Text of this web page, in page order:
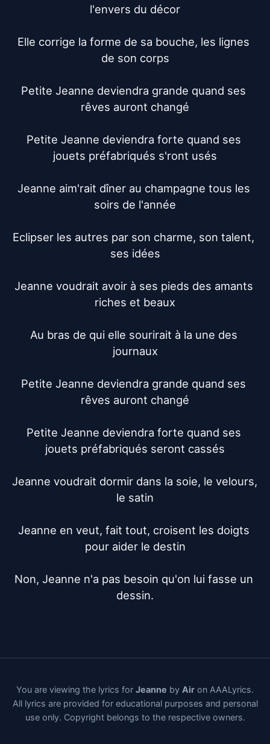
l'envers du décor
Elle corrige la forme de sa bouche, les lignes
de son corps
Petite Jeanne deviendra grande quand ses
rêves auront changé
Petite Jeanne deviendra forte quand ses
jouets préfabriqués s'ront usés
Jeanne aim'rait dîner au champagne tous les
soirs de l'année
Eclipser les autres par son charme, son talent,
ses idées
Jeanne voudrait avoir à ses pieds des amants
riches et beaux
Au bras de qui elle sourirait à la une des
journaux
Petite Jeanne deviendra grande quand ses
rêves auront changé
Petite Jeanne deviendra forte quand ses
jouets préfabriqués seront cassés
Jeanne voudrait dormir dans la soie, le velours,
le satin
Jeanne en veut, fait tout, croisent les doigts
pour aider le destin
Non, Jeanne n'a pas besoin qu'on lui fasse un
dessin.
You are viewing the lyrics for Jeanne by Air on AAALyrics.
All lyrics are provided for educational purposes and personal
use only. Copyright belongs to the respective owners.